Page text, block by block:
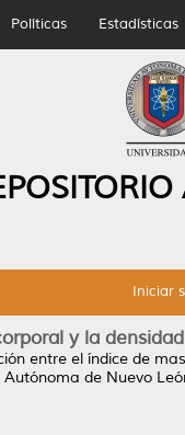
Políticas Estadísticas
Iniciar
y la
entre el índice de
de Nuevo